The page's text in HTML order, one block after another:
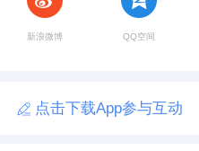
新浪微博 QQ空间
点击下载App参与互动